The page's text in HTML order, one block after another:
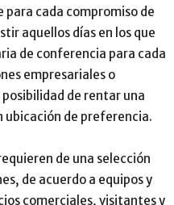
cada compromiso de
aquellos días en los que
de conferencia para cada
empresariales o
de rentar una
ubicación de preferencia.
de una selección
de acuerdo a equipos y
comerciales, visitantes y